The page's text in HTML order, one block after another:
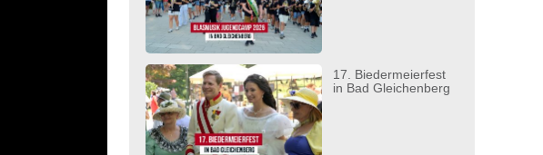
17. Biedermeierfest
in Bad Gleichenberg